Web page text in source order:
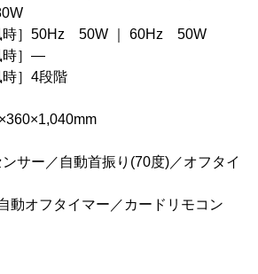
50W ｜ 60Hz 50W
時］―
4段階
／自動首振り(70度)／オフタイ
イマー／カードリモコン